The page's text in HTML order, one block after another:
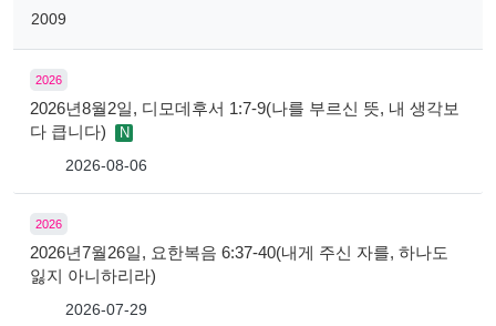
2009
2026
2026년8월2일, 디모데후서 1:7-9(나를 부르신 뜻, 내 생각보
다 큽니다)
N
2026-08-06
2026
2026년7월26일, 요한복음 6:37-40(내게 주신 자를, 하나도
잃지 아니하리라)
2026-07-29